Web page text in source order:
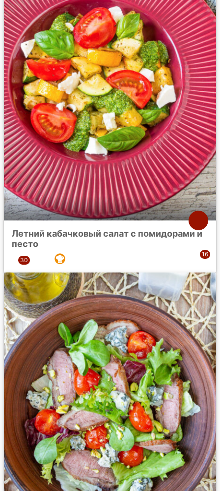
Летний кабачковый салат с помидорами и
песто